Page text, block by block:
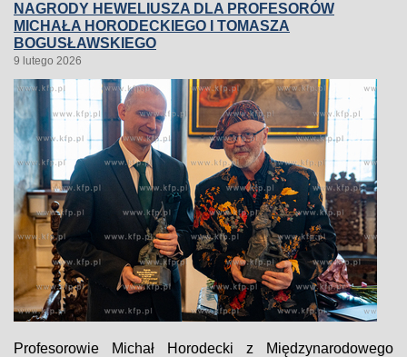
NAGRODY HEWELIUSZA DLA PROFESORÓW
MICHAŁA HORODECKIEGO I TOMASZA
BOGUSŁAWSKIEGO
9 lutego 2026
Profesorowie Michał Horodecki z Międzynarodowego